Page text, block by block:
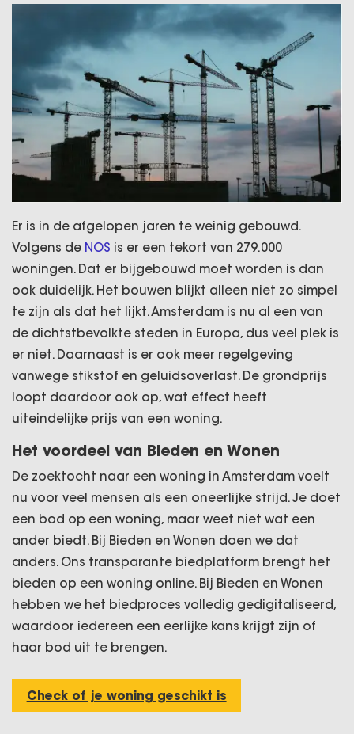
Er is in de afgelopen jaren te weinig gebouwd.
Volgens de NOS is er een tekort van 279.000
woningen. Dat er bijgebouwd moet worden is dan
ook duidelijk. Het bouwen blijkt alleen niet zo simpel
te zijn als dat het lijkt. Amsterdam is nu al een van
de dichtstbevolkte steden in Europa, dus veel plek is
er niet. Daarnaast is er ook meer regelgeving
vanwege stikstof en geluidsoverlast. De grondprijs
loopt daardoor ook op, wat effect heeft
uiteindelijke prijs van een woning.
Het voordeel van Bieden en Wonen
De zoektocht naar een woning in Amsterdam voelt
nu voor veel mensen als een oneerlijke strijd. Je doet
een bod op een woning, maar weet niet wat een
ander biedt. Bij Bieden en Wonen doen we dat
anders. Ons transparante biedplatform brengt het
bieden op een woning online. Bij Bieden en Wonen
hebben we het biedproces volledig gedigitaliseerd,
waardoor iedereen een eerlijke kans krijgt zijn of
haar bod uit te brengen.
Check of je woning geschikt is